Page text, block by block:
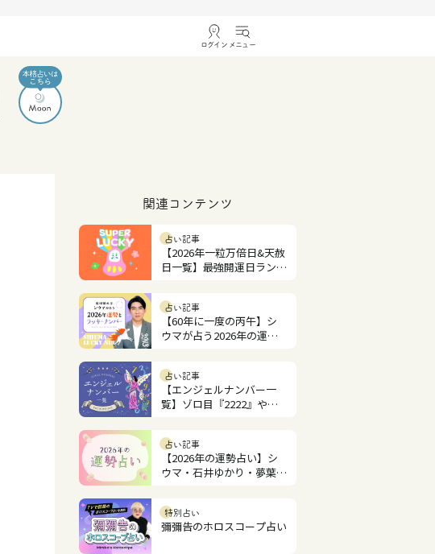
ログイン メニュー
関連コンテンツ
占い記事
【2026年一粒万倍日&天赦
日一覧】最強開運日ランキ
占い記事
【60年に一度の丙午】シ
ウマが占う2026年の運勢
占い記事
【エンジェルナンバー一
覧】ゾロ目『2222』やツ
占い記事
【2026年の運勢占い】シ
ウマ・石井ゆかり・夢葉ね
特別占い
彌彌告のホロスコープ占い